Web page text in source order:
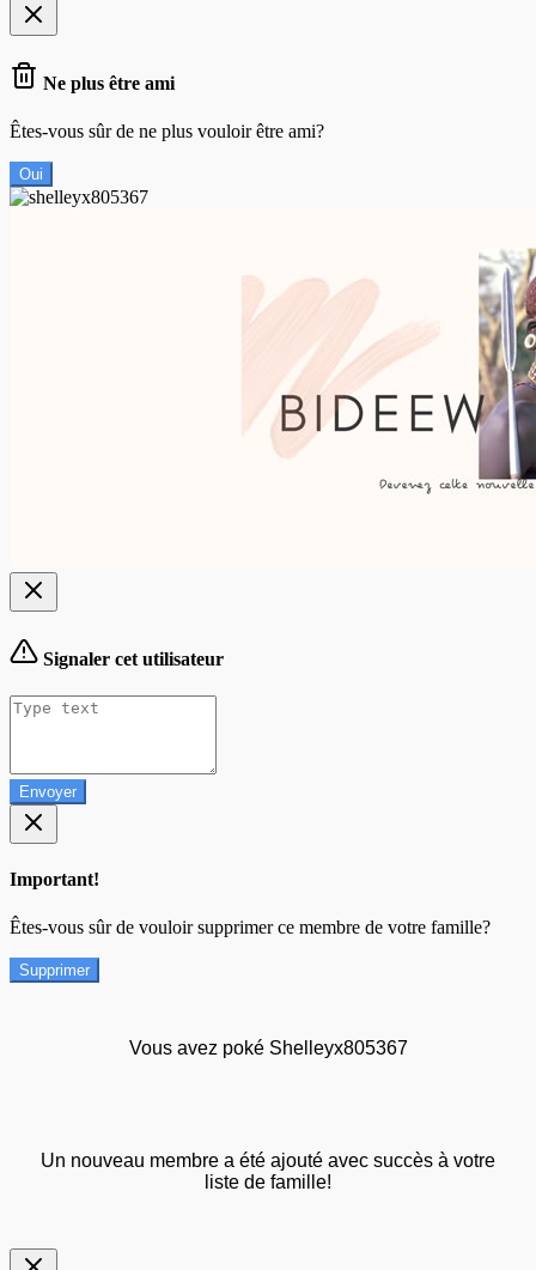
Ne plus être ami
Êtes-vous sûr de ne plus vouloir être ami?
Oui
Signaler cet utilisateur
Envoyer
Important!
Êtes-vous sûr de vouloir supprimer ce membre de votre famille?
Supprimer
Vous avez poké Shelleyx805367
Un nouveau membre a été ajouté avec succès à votre
liste de famille!